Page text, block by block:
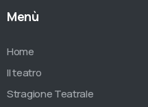
Menù
Home
Il teatro
Stragione Teatrale